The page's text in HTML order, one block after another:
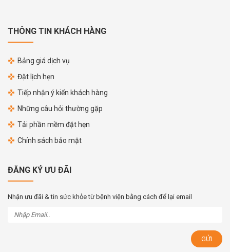
THÔNG TIN KHÁCH HÀNG
Bảng giá dịch vụ
Đặt lịch hẹn
Tiếp nhận ý kiến khách hàng
Những câu hỏi thường gặp
Tải phần mềm đặt hẹn
Chính sách bảo mật
ĐĂNG KÝ ƯU ĐÃI
Nhận ưu đãi & tin sức khỏe từ bệnh viện bằng cách để lại email